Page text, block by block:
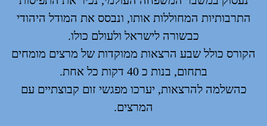
התרבותיות המחוללות אותו, ונבסס את המודל היהודי
כבשורה לישראל ולעולם כולו.
הקורס כולל שבע הרצאות ממוקדות של מרצים מומחים
בתחום, בנות כ 40 דקות כל אחת.
כהשלמה להרצאות, יערכו מפגשי זום קבוצתיים עם
המרצים.